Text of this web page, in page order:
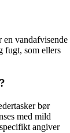
en vandafvisende
fugt, som ellers
bør
med mild
angiver